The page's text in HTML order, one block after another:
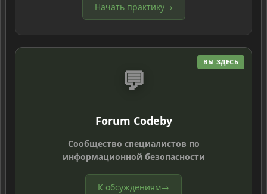
Начать практику→
ВЫ ЗДЕСЬ
💬
Forum Codeby
Сообщество специалистов по
информационной безопасности
К обсуждениям→